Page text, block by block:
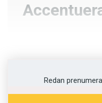
Imitera
Redan